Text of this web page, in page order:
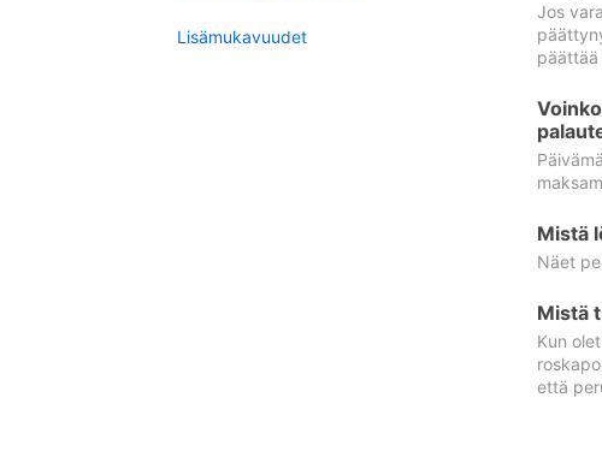
Lisämukavuudet
Jos
päättää
Mistä
Näet
Mistä
Kun
että